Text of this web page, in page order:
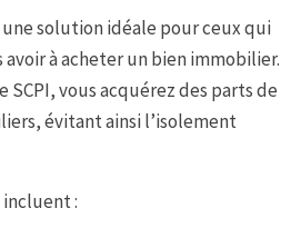
solution idéale pour ceux qui
à acheter un bien immobilier.
SCPI, vous acquérez des parts de
évitant ainsi l’isolement
incluent :